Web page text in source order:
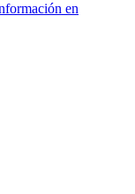
en